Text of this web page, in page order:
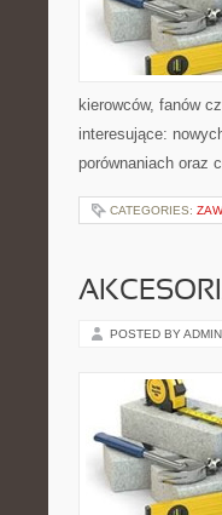
kierowców, fanów
interesujące:
porównaniach oraz
CATEGORIES:
POSTED BY ADMIN